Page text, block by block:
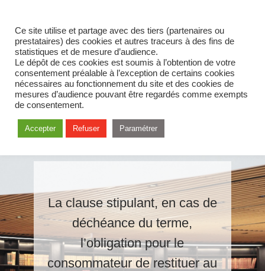
La clause stipulant, en cas de
déchéance du terme,
l’obligation pour le
consommateur de restituer au
Ce site utilise et partage avec des tiers (partenaires ou
prestataires) des cookies et autres traceurs à des fins de
statistiques et de mesure d’audience.
Le dépôt de ces cookies est soumis à l’obtention de votre
consentement préalable à l’exception de certains cookies
nécessaires au fonctionnement du site et des cookies de
mesures d’audience pouvant être regardés comme exempts
de consentement.
Accepter Refuser Paramétrer